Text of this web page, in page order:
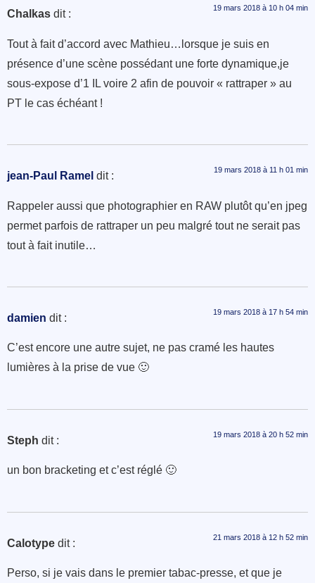
Chalkas dit : 19 mars 2018 à 10 h 04 min
Tout à fait d’accord avec Mathieu…lorsque je suis en
présence d’une scène possédant une forte dynamique,je
sous-expose d’1 IL voire 2 afin de pouvoir « rattraper » au
PT le cas échéant !
jean-Paul Ramel dit : 19 mars 2018 à 11 h 01 min
Rappeler aussi que photographier en RAW plutôt qu’en jpeg
permet parfois de rattraper un peu malgré tout ne serait pas
tout à fait inutile…
damien dit : 19 mars 2018 à 17 h 54 min
C’est encore une autre sujet, ne pas cramé les hautes
lumières à la prise de vue 🙂
Steph dit : 19 mars 2018 à 20 h 52 min
un bon bracketing et c’est réglé 🙂
Calotype dit : 21 mars 2018 à 12 h 52 min
Perso, si je vais dans le premier tabac-presse, et que je